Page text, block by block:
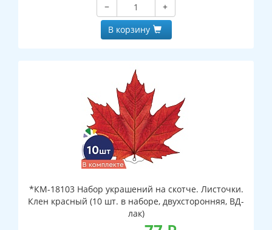
−
+
В корзину
*КМ-18103 Набор украшений на скотче. Листочки.
Клен красный (10 шт. в наборе, двухсторонняя, ВД-
лак)